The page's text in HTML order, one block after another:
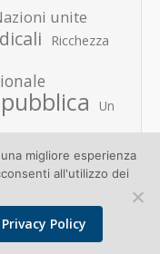
unite
Ricchezza
Un
|Privacy Policy
migliore esperienza
all'utilizzo dei
Privacy Policy